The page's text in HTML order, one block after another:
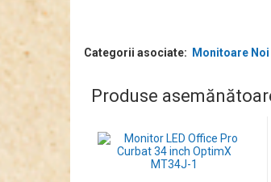
Categorii asociate: Monitoare Noi
Produse